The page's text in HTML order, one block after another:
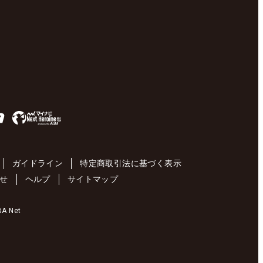
ガイドライン
特定商取引法に基づく表示
ヘルプ サイトマップ
Net